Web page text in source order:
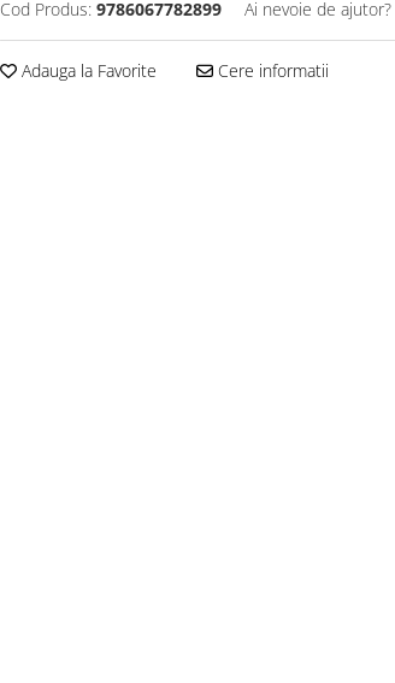
Cod Produs: 9786067782899 Ai nevoie de ajutor?
Adauga la Favorite Cere informatii